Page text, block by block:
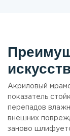
Акриловый
показатель
перепадов
внешних
заново